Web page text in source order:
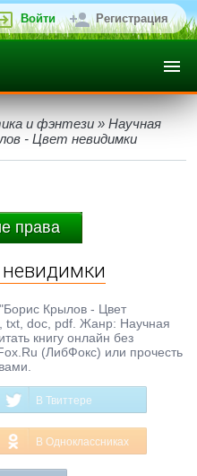
Войти Регистрация
и фэнтези » Научная
- Цвет невидимки
права
Крылов - Цвет
txt, doc, pdf. Жанр: Научная
книгу онлайн без
(ЛибФокс) или прочесть
В Твиттере
В Одноклассниках